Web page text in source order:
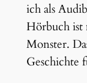
ich als
Hörbuch ist
Monster.
Geschichte